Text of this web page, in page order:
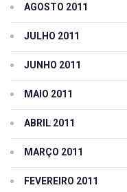
AGOSTO 2011
JULHO 2011
JUNHO 2011
MAIO 2011
ABRIL 2011
MARÇO 2011
FEVEREIRO 2011